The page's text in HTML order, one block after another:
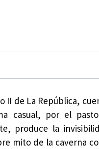
II de La República,
casual, por el
produce la
mito de la caverna